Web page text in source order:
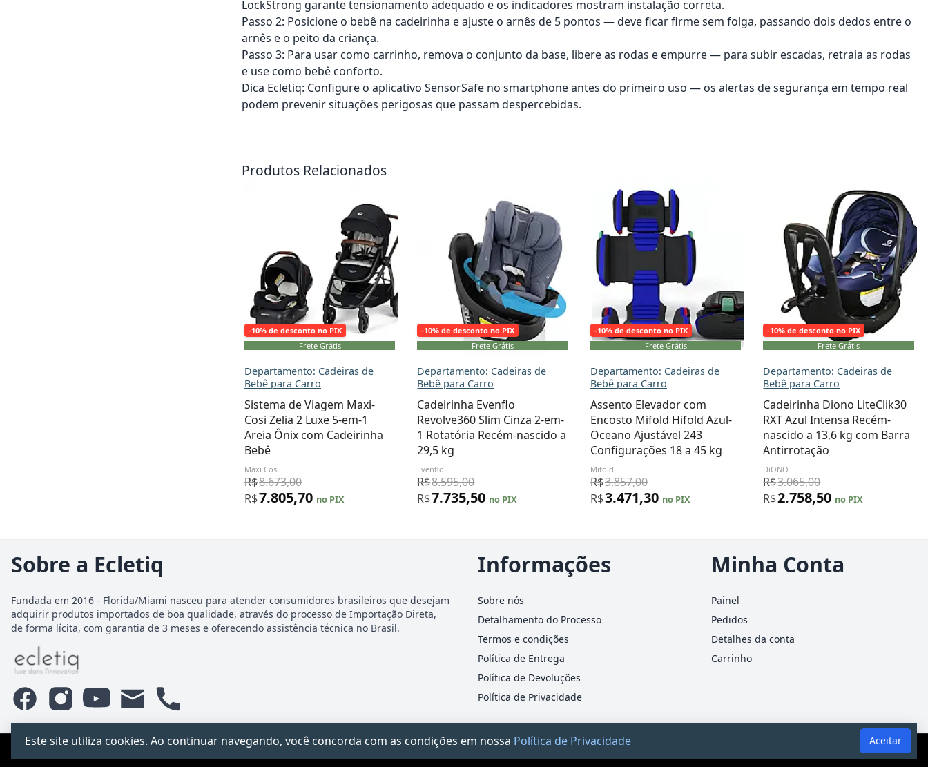
LockStrong garante tensionamento adequado e os indicadores mostram instalação correta.
Passo 2: Posicione o bebê na cadeirinha e ajuste o arnês de 5 pontos — deve ficar firme sem folga, passando dois dedos entre o
arnês e o peito da criança.
Passo 3: Para usar como carrinho, remova o conjunto da base, libere as rodas e empurre — para subir escadas, retraia as rodas
e use como bebê conforto.
Dica Ecletiq: Configure o aplicativo SensorSafe no smartphone antes do primeiro uso — os alertas de segurança em tempo real
podem prevenir situações perigosas que passam despercebidas.
Produtos Relacionados
-10% de desconto no PIX
Frete Grátis
Departamento: Cadeiras de
Bebê para Carro
Sistema de Viagem Maxi-
Cosi Zelia 2 Luxe 5-em-1
Areia Ônix com Cadeirinha
Bebê
Adicionar ao carrinho
Maxi Cosi
R$8.673,00
R$7.805,70 no PIX
-10% de desconto no PIX
Frete Grátis
Departamento: Cadeiras de
Bebê para Carro
Cadeirinha Evenflo
Revolve360 Slim Cinza 2-em-
1 Rotatória Recém-nascido a
29,5 kg
Adicionar ao carrinho
Evenflo
R$8.595,00
R$7.735,50 no PIX
-10% de desconto no PIX
Frete Grátis
Departamento: Cadeiras de
Bebê para Carro
Assento Elevador com
Encosto Mifold Hifold Azul-
Oceano Ajustável 243
Configurações 18 a 45 kg
Mifold
R$3.857,00
R$3.471,30 no PIX
-10% de desconto no PIX
Frete Grátis
Departamento: Cadeiras de
Bebê para Carro
Cadeirinha Diono LiteClik30
RXT Azul Intensa Recém-
nascido a 13,6 kg com Barra
Antirrotação
DiONO
R$3.065,00
R$2.758,50 no PIX
Sobre a Ecletiq
Fundada em 2016 - Florida/Miami nasceu para atender consumidores brasileiros que desejam
adquirir produtos importados de boa qualidade, através do processo de Importação Direta,
de forma lícita, com garantia de 3 meses e oferecendo assistência técnica no Brasil.
Informações
Sobre nós
Detalhamento do Processo
Termos e condições
Política de Entrega
Política de Devoluções
Política de Privacidade
Minha Conta
Painel
Pedidos
Detalhes da conta
Carrinho
Este site utiliza cookies. Ao continuar navegando, você concorda com as condições em nossa Política de Privacidade Aceitar